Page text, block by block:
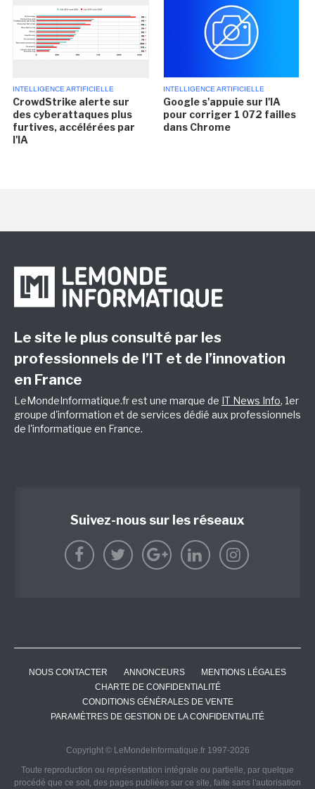
INTELLIGENCE ARTIFICIELLE
CrowdStrike alerte sur
des cyberattaques plus
furtives, accélérées par
l'IA
INTELLIGENCE ARTIFICIELLE
Google s'appuie sur l'IA
pour corriger 1 072 failles
dans Chrome
Le site le plus consulté par les
professionnels de l’IT et de l’innovation
en France
LeMondeInformatique.fr est une marque de IT News Info, 1er
groupe d'information et de services dédié aux professionnels
de l'informatique en France.
Suivez-nous sur les réseaux
NOUS CONTACTER ANNONCEURS
MENTIONS LÉGALES
CHARTE DE CONFIDENTIALITÉ
CONDITIONS GÉNÉRALES DE VENTE
PARAMÈTRES DE GESTION DE LA CONFIDENTIALITÉ
Copyright © LeMondeInformatique.fr 1997-2026
Toute reproduction ou représentation intégrale ou partielle, par quelque
procédé que ce soit, des pages publiées sur ce site, faite sans l'autorisation